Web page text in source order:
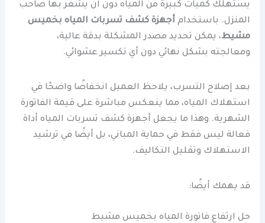
يستهلك كميات كبيرة من المياه دون أن يشعر بها صاحب
المنزل. باستخدام أجهزة كشف تسربات المياه بخميس
مشيط، يمكن تحديد مصدر المشكلة بدقة عالية،
ومعالجته بشكل نهائي دون أي تكسير عشوائي.
بعد إصلاح التسرب، يلاحظ العميل انخفاضًا واضحًا في
استهلاك المياه، مما ينعكس مباشرة على قيمة الفاتورة
الشهرية. وهذا ما يجعل أجهزة كشف تسربات المياه أداة
فعالة ليس فقط في حماية المباني، بل أيضًا في ترشيد
الاستهلاك وتقليل التكاليف.
قد يهمك أيضًا:
حل ارتفاع فاتورة المياه بخميس مشيط